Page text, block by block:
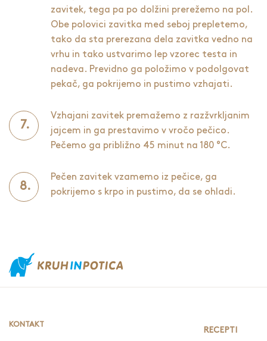
zavitek, tega pa po dolžini prerežemo na pol.
Obe polovici zavitka med seboj prepletemo,
tako da sta prerezana dela zavitka vedno na
vrhu in tako ustvarimo lep vzorec testa in
nadeva. Previdno ga položimo v podolgovat
pekač, ga pokrijemo in pustimo vzhajati.
Vzhajani zavitek premažemo z razžvrkljanim
jajcem in ga prestavimo v vročo pečico.
Pečemo ga približno 45 minut na 180 °C.
Pečen zavitek vzamemo iz pečice, ga
pokrijemo s krpo in pustimo, da se ohladi.
KONTAKT
RECEPTI